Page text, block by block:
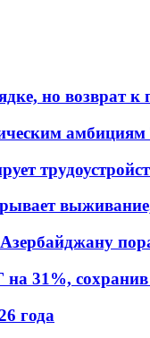
но возврат к
31%,
года